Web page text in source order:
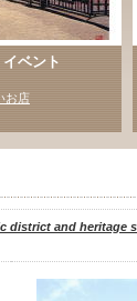
ベント
お店
and heritage